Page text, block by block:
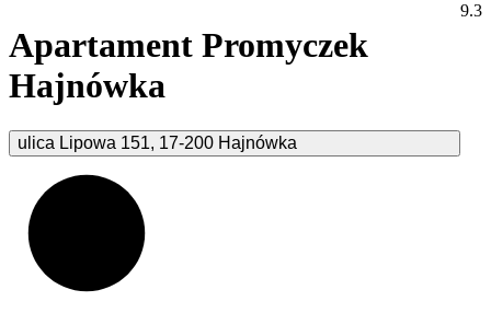
Apartament Promyczek
Hajnówka
ulica Lipowa 151, 17-200 Hajnówka
9.3